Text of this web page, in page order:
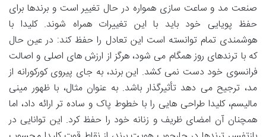
صنعت مد و ساعت سازی همواره در حال تغییر است و برندها برای
حفظ پویایی خود باید با این تغییرات همراه شوند. کلیدا با
هوشمندی تمام توانسته است این تعادل را حفظ کند: در عین حال
که با ترندهای روز همگام می شود، هرگز از ارزش های اصلی و اصالت
فرانسوی خود دست نمی کشد. این برند، به جای پیروی کورکورانه از
مد، ترجیح می دهد تأثیرگذار باشد. به عنوان مثال، با ظهور مینی
مالیسم، کلیدا طراحی هایی را با خطوط پاک و ساده تر ارائه داد، اما
همچنان آن امضای ظریف و زنانه خود را حفظ کرد. این توانایی در